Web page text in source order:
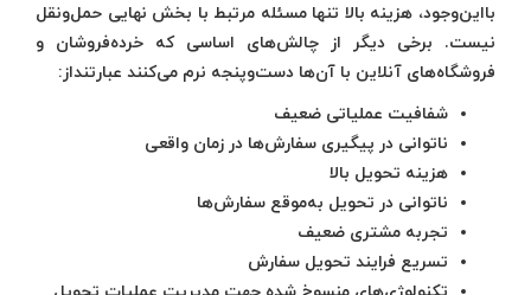
بااین‌وجود، هزینه بالا تنها مسئله مرتبط با بخش نهایی حمل‌ونقل
نیست. برخی دیگر از چالش‌های اساسی که خرده‌فروشان و
فروشگاه‌های آنلاین با آن‌ها دست‌وپنجه نرم می‌کنند عبارتنداز:
شفافیت عملیاتی ضعیف
ناتوانی در پیگیری سفارش‌ها در زمان واقعی
هزینه تحویل بالا
ناتوانی در تحویل به‌موقع سفارش‌ها
تجربه مشتری ضعیف
تسریع فرایند تحویل سفارش